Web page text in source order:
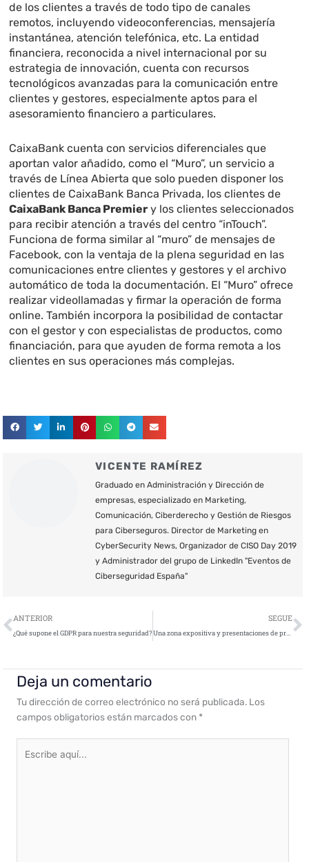
de los clientes a través de todo tipo de canales
remotos, incluyendo videoconferencias, mensajería
instantánea, atención telefónica, etc. La entidad
financiera, reconocida a nivel internacional por su
estrategia de innovación, cuenta con recursos
tecnológicos avanzadas para la comunicación entre
clientes y gestores, especialmente aptos para el
asesoramiento financiero a particulares.
CaixaBank cuenta con servicios diferenciales que
aportan valor añadido, como el “Muro”, un servicio a
través de Línea Abierta que solo pueden disponer los
clientes de CaixaBank Banca Privada, los clientes de
CaixaBank Banca Premier y los clientes seleccionados
para recibir atención a través del centro “inTouch”.
Funciona de forma similar al “muro” de mensajes de
Facebook, con la ventaja de la plena seguridad en las
comunicaciones entre clientes y gestores y el archivo
automático de toda la documentación. El “Muro” ofrece
realizar videollamadas y firmar la operación de forma
online. También incorpora la posibilidad de contactar
con el gestor y con especialistas de productos, como
financiación, para que ayuden de forma remota a los
clientes en sus operaciones más complejas.
VICENTE RAMÍREZ
Graduado en Administración y Dirección de
empresas, especializado en Marketing,
Comunicación, Ciberderecho y Gestión de Riesgos
para Ciberseguros. Director de Marketing en
CyberSecurity News, Organizador de CISO Day 2019
y Administrador del grupo de LinkedIn "Eventos de
Ciberseguridad España"
Ant
ANTERIOR
¿Qué supone el GDPR para nuestra seguridad?
SEGUE
Una zona expositiva y presentaciones de productos, principal novedad de 12ENISE
Deja un comentario
Tu dirección de correo electrónico no será publicada. Los
campos obligatorios están marcados con *
aquí...